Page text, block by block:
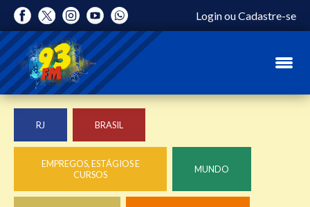
LoginouCadastre-se
RJ BRASIL
EMPREGOS, ESTÁGIOS E
CURSOS
MUNDO